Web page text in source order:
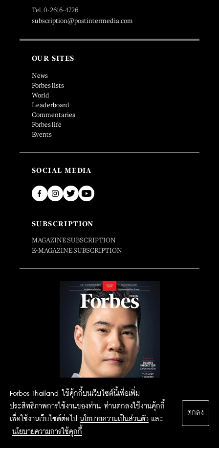
Forbes Thailand ใช้คุ้กกี้บนเว็บไซต์นี้เพื่อเพิ่ม
ประสิทธิภาพการใช้งานของท่าน ท่านตกลงใช้งานคุ้กกี้
เพื่อใช้งานเว็บไซต์ต่อไป นโยบายความเป็นส่วนตัว และ
นโยบายความการใช้คุกกี้
ตกลง
Tel. 0-2616-4726
subscription@postintermedia.com
OUR SITES
News
Forbes lists
World
Leaderboard
Commentaries
Forbes life
Events
SOCIAL MEDIA
SUBSCRIPTION
MAGAZINE SUBSCRIPTION
E-MAGAZINE SUBSCRIPTION
2015 Forbesthailand.com ALL RIGHTS RESERVED